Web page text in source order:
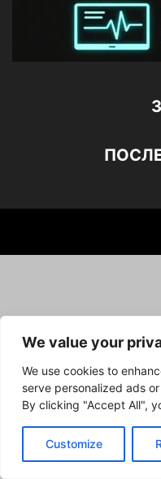
We value your
We use cookies to
serve personalized ads
By clicking "Accept All",
Customize